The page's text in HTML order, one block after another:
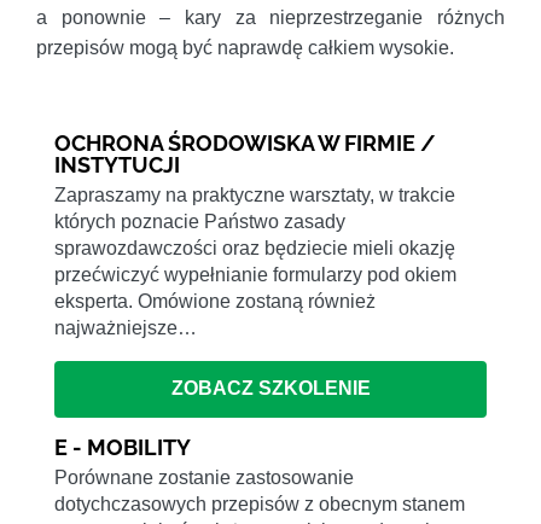
a ponownie – kary za nieprzestrzeganie różnych
przepisów mogą być naprawdę całkiem wysokie.
OCHRONA ŚRODOWISKA W FIRMIE /
INSTYTUCJI
Zapraszamy na praktyczne warsztaty, w trakcie
których poznacie Państwo zasady
sprawozdawczości oraz będziecie mieli okazję
przećwiczyć wypełnianie formularzy pod okiem
eksperta. Omówione zostaną również
najważniejsze…
ZOBACZ SZKOLENIE
E - MOBILITY
Porównane zostanie zastosowanie
dotychczasowych przepisów z obecnym stanem